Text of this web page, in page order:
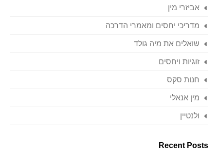
אביזרי מין
מדריכי יחסים ומאמרי הדרכה
שואלים את מיה גולד
זוגיות ויחסים
חנות סקס
מין אנאלי
ולנטיין
Recent Posts